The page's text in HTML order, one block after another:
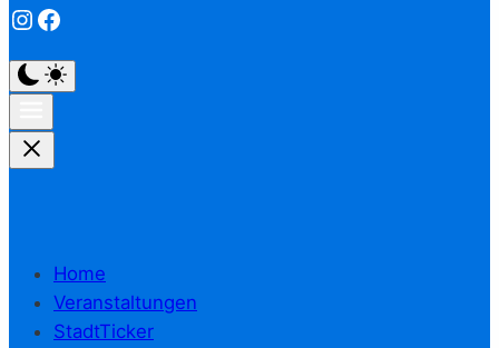
Instagram
Facebook
Home
Veranstaltungen
StadtTicker